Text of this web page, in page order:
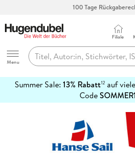
100 Tage
Hugendubel
Menu
Filiale
Summer Sale: 13% Rabatt12auf
Code
erfahren